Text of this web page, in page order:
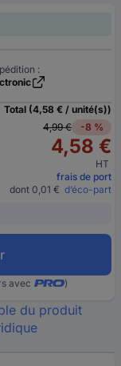
:
Total (4,58 € / unité(s))
4,99 €
-8 %
4,58 €
HT
frais de port
dont 0,01 € d’éco-part
avec )
du produit